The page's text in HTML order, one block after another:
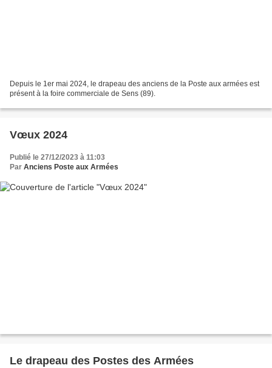
Depuis le 1er mai 2024, le drapeau des anciens de la Poste aux armées est
présent à la foire commerciale de Sens (89).
Vœux 2024
Publié le 27/12/2023 à 11:03
Par Anciens Poste aux Armées
Le drapeau des Postes des Armées